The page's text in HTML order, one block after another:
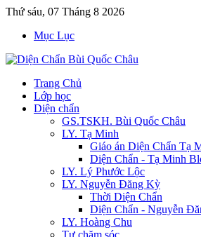
Thứ sáu, 07 Tháng 8 2026
Mục Lục
Trang Chủ
Lớp học
Diện chẩn
GS.TSKH. Bùi Quốc Châu
LY. Tạ Minh
Giáo án Diện Chẩn Tạ
Diện Chẩn - Tạ Minh
LY. Lý Phước Lộc
LY. Nguyễn Đăng Kỳ
Thời Diện Chẩn
Diện Chẩn - Nguyễn
LY. Hoàng Chu
Tự chăm sóc